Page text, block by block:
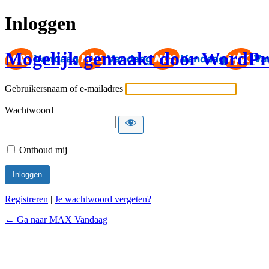
Inloggen
Mogelijk gemaakt door
Gebruikersnaam of e-mailadres
Wachtwoord
Onthoud mij
Registreren | Je wachtwoord vergeten?
← Ga naar MAX Vandaag